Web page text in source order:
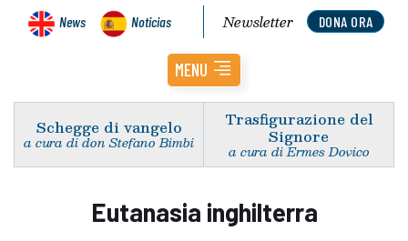
News Noticias DONA ORA
Newsletter
MENU
Schegge di vangelo
a cura di don Stefano Bimbi
Trasfigurazione del
Signore
a cura di Ermes Dovico
Eutanasia inghilterra